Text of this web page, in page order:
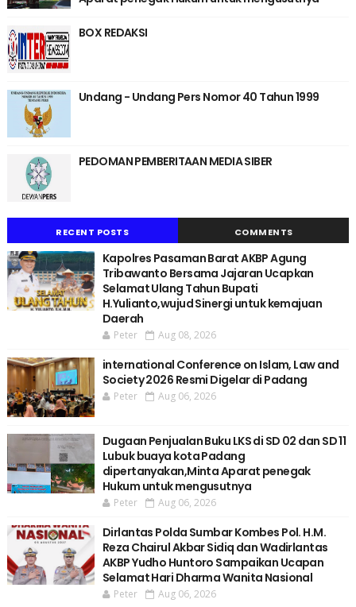
BOX REDAKSI
Undang - Undang Pers Nomor 40 Tahun 1999
PEDOMAN PEMBERITAAN MEDIA SIBER
RECENT POSTS COMMENTS
Kapolres Pasaman Barat AKBP Agung
Tribawanto Bersama Jajaran Ucapkan
Selamat Ulang Tahun Bupati
H.Yulianto,wujud Sinergi untuk kemajuan
Daerah
Peter Aug 08, 2026
international Conference on Islam, Law and
Society 2026 Resmi Digelar di Padang
Peter Aug 06, 2026
Dugaan Penjualan Buku LKS di SD 02 dan SD 11
Lubuk buaya kota Padang
dipertanyakan,Minta Aparat penegak
Hukum untuk mengusutnya
Peter Aug 06, 2026
Dirlantas Polda Sumbar Kombes Pol. H.M.
Reza Chairul Akbar Sidiq dan Wadirlantas
AKBP Yudho Huntoro Sampaikan Ucapan
Selamat Hari Dharma Wanita Nasional
Peter Aug 06, 2026